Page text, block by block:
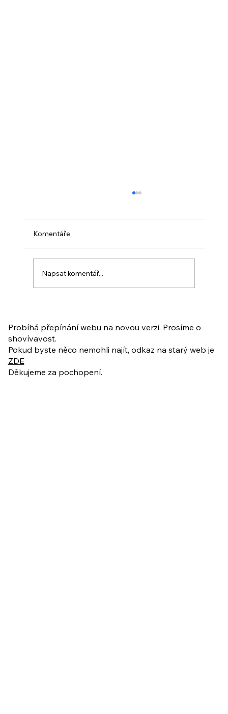
ukázkové lekce
Komentáře
Napsat komentář...
Probíhá přepínání webu na novou verzi. Prosíme o
shovívavost.
Pokud byste něco nemohli najít, odkaz na starý web je
ZDE
Děkujeme za pochopení.